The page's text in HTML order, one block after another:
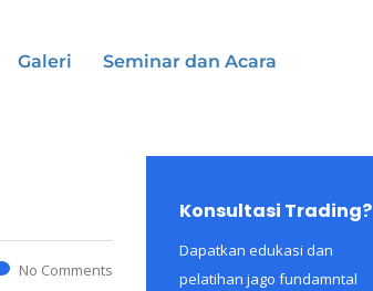
Galeri Seminar dan Acara
No Comments
Konsultasi Trading?
Dapatkan edukasi dan
pelatihan jago fundamntal